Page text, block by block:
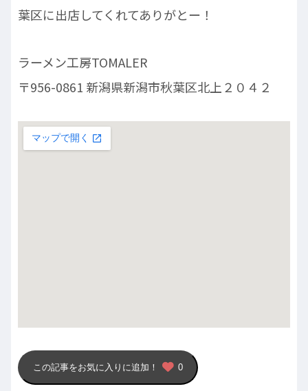
葉区に出店してくれてありがとー！
ラーメン工房TOMALER
〒956-0861 新潟県新潟市秋葉区北上２０４２
この記事をお気に入りに追加！ 0